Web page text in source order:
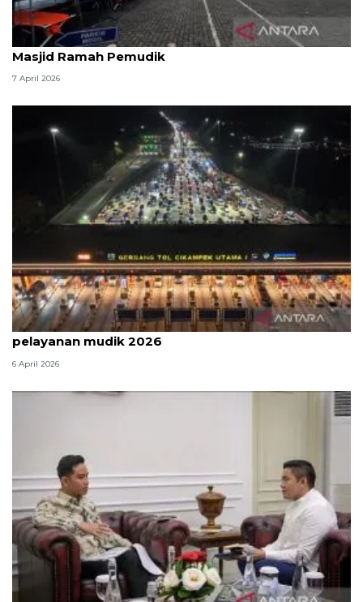
Kemenag: 3,5 juta orang manfaatkan layanan
Masjid Ramah Pemudik
7 April 2026
Survei: 88,8 persen responden puas dengan
pelayanan mudik 2026
6 April 2026